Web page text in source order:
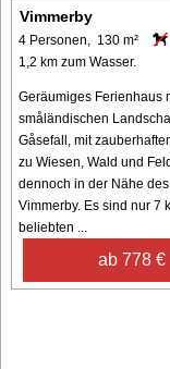
Vimmerby
4 Personen, 130 m²
1,2 km zum Wasser.
Geräumiges Ferienhaus
småländischen
Gåsefall, mit
zu Wiesen, Wald und
dennoch in der Nähe
Vimmerby. Es sind nur 7
beliebten ...
ab 778 €